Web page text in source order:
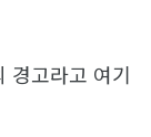
경고라고 여기